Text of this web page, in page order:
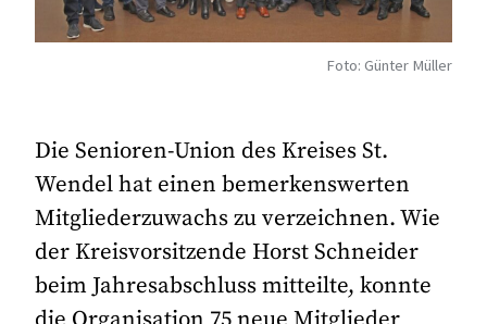
Foto: Günter Müller
Die Senioren-Union des Kreises St.
Wendel hat einen bemerkenswerten
Mitgliederzuwachs zu verzeichnen. Wie
der Kreisvorsitzende Horst Schneider
beim Jahresabschluss mitteilte, konnte